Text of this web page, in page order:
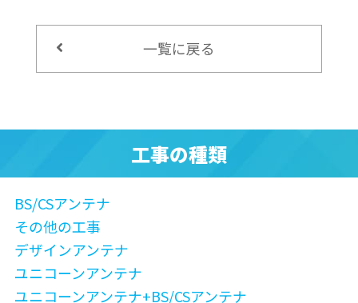
一覧に戻る
工事の種類
BS/CSアンテナ
その他の工事
デザインアンテナ
ユニコーンアンテナ
ユニコーンアンテナ+BS/CSアンテナ